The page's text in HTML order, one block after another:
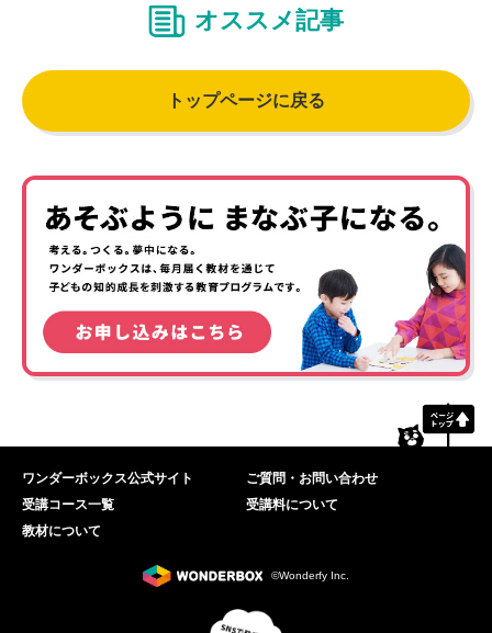
オススメ記事
トップページに戻る
ワンダーボックス公式サイト
ご質問・お問い合わせ
受講コース一覧
受講料について
教材について
©Wonderfy Inc.